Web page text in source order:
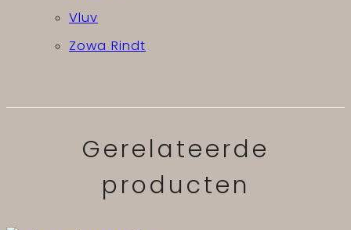
Vluv
Zowa Rindt
Gerelateerde
producten